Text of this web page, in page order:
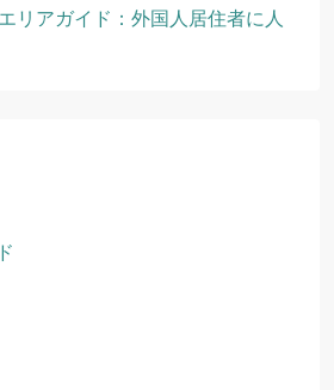
リアガイド：外国人居住者に人